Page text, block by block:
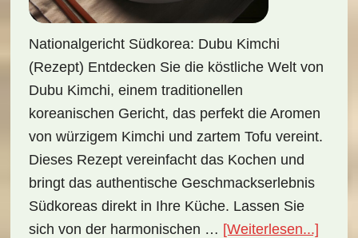
Nationalgericht Südkorea: Dubu Kimchi
(Rezept) Entdecken Sie die köstliche Welt von
Dubu Kimchi, einem traditionellen
koreanischen Gericht, das perfekt die Aromen
von würzigem Kimchi und zartem Tofu vereint.
Dieses Rezept vereinfacht das Kochen und
bringt das authentische Geschmackserlebnis
Südkoreas direkt in Ihre Küche. Lassen Sie
sich von der harmonischen … [Weiterlesen...]